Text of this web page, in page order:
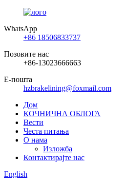
WhatsApp
+86 18506833737
Позовите нас
+86-13023666663
Е-пошта
hzbrakelining@foxmail.com
Дом
КОЧНИЧНА ОБЛОГА
Вести
Честа питања
О нама
Изложба
Контактирајте нас
English